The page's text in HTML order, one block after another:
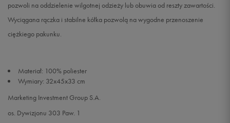
pozwoli na oddzielenie wilgotnej odzieży lub obuwia od reszty zawartości.
Wyciągana rączka i stabilne kółka pozwolą na wygodne przenoszenie
ciężkiego pakunku.
Materiał: 100% poliester
Wymiary: 32x45x33 cm
Marketing Investment Group S.A.
os. Dywizjonu 303 Paw. 1